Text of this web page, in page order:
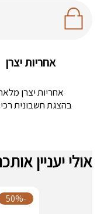
אחריות יצרן
אחריות יצרן מלאה
בהצגת חשבונית
אולי יעניין